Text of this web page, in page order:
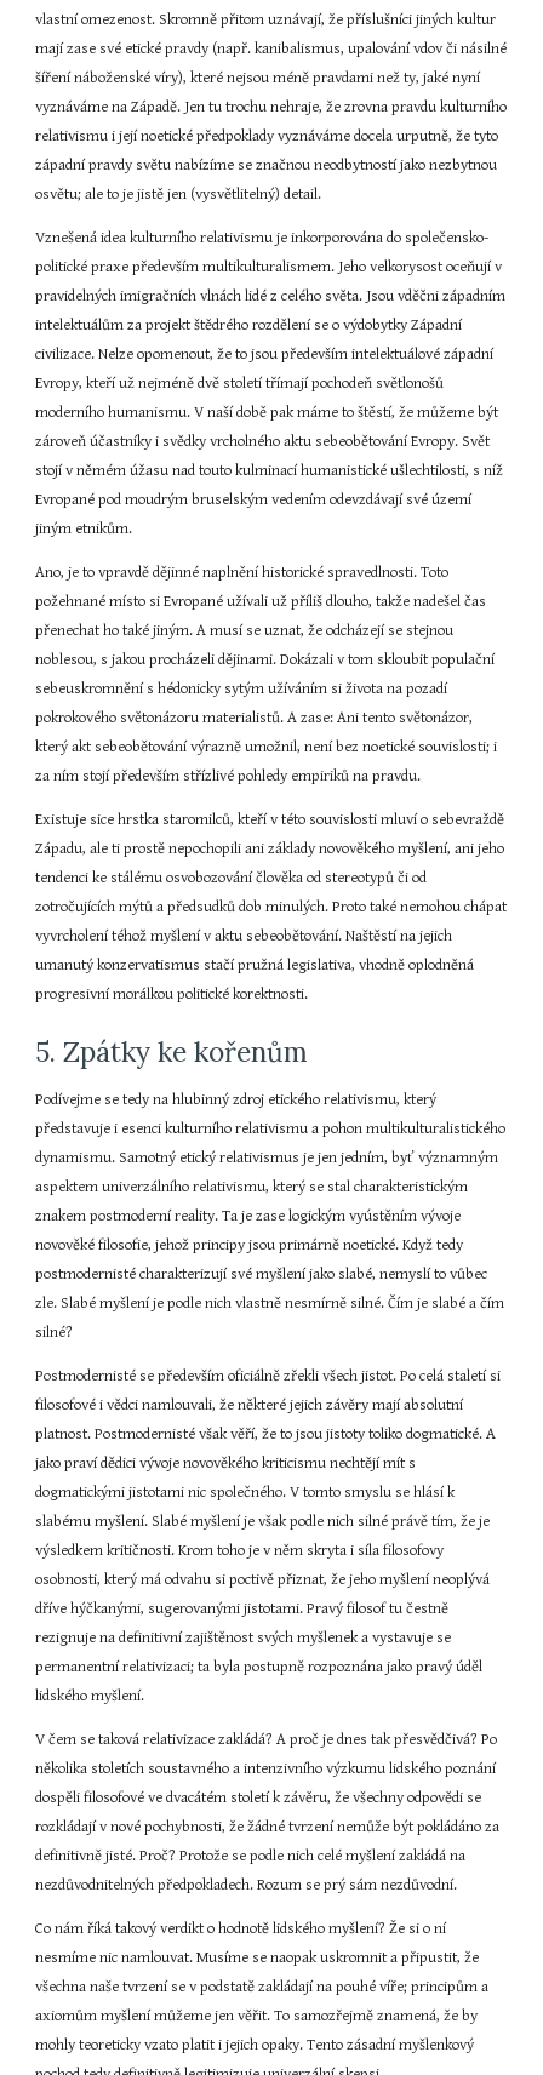
vlastní omezenost. Skromně přitom uznávají, že příslušníci jiných kultur
mají zase své etické pravdy (např. kanibalismus, upalování vdov či násilné
šíření náboženské víry), které nejsou méně pravdami než ty, jaké nyní
vyznáváme na Západě. Jen tu trochu nehraje, že zrovna pravdu kulturního
relativismu i její noetické předpoklady vyznáváme docela urputně, že tyto
západní pravdy světu nabízíme se značnou neodbytností jako nezbytnou
osvětu; ale to je jistě jen (vysvětlitelný) detail.
Vznešená idea kulturního relativismu je inkorporována do společensko-
politické praxe především multikulturalismem. Jeho velkorysost oceňují v
pravidelných imigračních vlnách lidé z celého světa. Jsou vděčni západním
intelektuálům za projekt štědrého rozdělení se o výdobytky Západní
civilizace. Nelze opomenout, že to jsou především intelektuálové západní
Evropy, kteří už nejméně dvě století třímají pochodeň světlonošů
moderního humanismu. V naší době pak máme to štěstí, že můžeme být
zároveň účastníky i svědky vrcholného aktu sebeobětování Evropy. Svět
stojí v němém úžasu nad touto kulminací humanistické ušlechtilosti, s níž
Evropané pod moudrým bruselským vedením odevzdávají své území
jiným etnikům.
Ano, je to vpravdě dějinné naplnění historické spravedlnosti. Toto
požehnané místo si Evropané užívali už příliš dlouho, takže nadešel čas
přenechat ho také jiným. A musí se uznat, že odcházejí se stejnou
noblesou, s jakou procházeli dějinami. Dokázali v tom skloubit populační
sebeuskromnění s hédonicky sytým užíváním si života na pozadí
pokrokového světonázoru materialistů. A zase: Ani tento světonázor,
který akt sebeobětování výrazně umožnil, není bez noetické souvislosti; i
za ním stojí především střízlivé pohledy empiriků na pravdu.
Existuje sice hrstka staromilců, kteří v této souvislosti mluví o sebevraždě
Západu, ale ti prostě nepochopili ani základy novověkého myšlení, ani jeho
tendenci ke stálému osvobozování člověka od stereotypů či od
zotročujících mýtů a předsudků dob minulých. Proto také nemohou chápat
vyvrcholení téhož myšlení v aktu sebeobětování. Naštěstí na jejich
umanutý konzervatismus stačí pružná legislativa, vhodně oplodněná
progresivní morálkou politické korektnosti.
5. Zpátky ke kořenům
Podívejme se tedy na hlubinný zdroj etického relativismu, který
představuje i esenci kulturního relativismu a pohon multikulturalistického
dynamismu. Samotný etický relativismus je jen jedním, byť významným
aspektem univerzálního relativismu, který se stal charakteristickým
znakem postmoderní reality. Ta je zase logickým vyústěním vývoje
novověké filosofie, jehož principy jsou primárně noetické. Když tedy
postmodernisté charakterizují své myšlení jako slabé, nemyslí to vůbec
zle. Slabé myšlení je podle nich vlastně nesmírně silné. Čím je slabé a čím
silné?
Postmodernisté se především oficiálně zřekli všech jistot. Po celá staletí si
filosofové i vědci namlouvali, že některé jejich závěry mají absolutní
platnost. Postmodernisté však věří, že to jsou jistoty toliko dogmatické. A
jako praví dědici vývoje novověkého kriticismu nechtějí mít s
dogmatickými jistotami nic společného. V tomto smyslu se hlásí k
slabému myšlení. Slabé myšlení je však podle nich silné právě tím, že je
výsledkem kritičnosti. Krom toho je v něm skryta i síla filosofovy
osobnosti, který má odvahu si poctivě přiznat, že jeho myšlení neoplývá
dříve hýčkanými, sugerovanými jistotami. Pravý filosof tu čestně
rezignuje na definitivní zajištěnost svých myšlenek a vystavuje se
permanentní relativizaci; ta byla postupně rozpoznána jako pravý úděl
lidského myšlení.
V čem se taková relativizace zakládá? A proč je dnes tak přesvědčivá? Po
několika stoletích soustavného a intenzivního výzkumu lidského poznání
dospěli filosofové ve dvacátém století k závěru, že všechny odpovědi se
rozkládají v nové pochybnosti, že žádné tvrzení nemůže být pokládáno za
definitivně jisté. Proč? Protože se podle nich celé myšlení zakládá na
nezdůvodnitelných předpokladech. Rozum se prý sám nezdůvodní.
Co nám říká takový verdikt o hodnotě lidského myšlení? Že si o ní
nesmíme nic namlouvat. Musíme se naopak uskromnit a připustit, že
všechna naše tvrzení se v podstatě zakládají na pouhé víře; principům a
axiomům myšlení můžeme jen věřit. To samozřejmě znamená, že by
mohly teoreticky vzato platit i jejich opaky. Tento zásadní myšlenkový